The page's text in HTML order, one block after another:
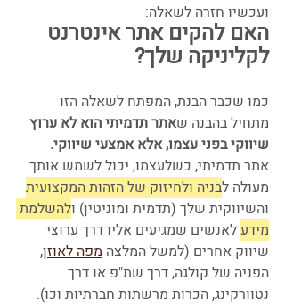
ועכשיו חזרה לשאלה:
האם להקים אתר אינטרנט
לקליניקה שלך?
כמו שכבר הבנת, המפתח לשאלה הזו
מתחיל בהבנה שאתר תדמיתי הוא לא ערוץ
שיווקי בפני עצמו, אלא אמצעי שיווקי.
אתר תדמיתי, כשלעצמו, יכול לשמש אותך
מעולה לבניה ולחיזוק של הזהות המקצועית
והשיווקית שלך (תדמית ומוניטין) ולהשלמת
מידע לאנשים שמגיעים אליו דרך ערוצי
שיווק אחרים (למשל המלצה מפה לאוזן,
הפניה של קולגה, דרך שת"פ או דרך
נטוורקינג, הכרות מרשתות חברתיות וכו).